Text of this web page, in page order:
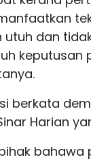
dan
keputusan
berkata
Harian
bahawa